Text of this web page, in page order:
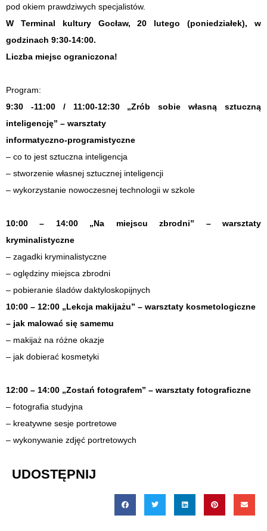
pod okiem prawdziwych specjalistów.
W Terminal kultury Gocław, 20 lutego (poniedziałek), w
godzinach 9:30-14:00.
Liczba miejsc ograniczona!
Program:
9:30 -11:00 / 11:00-12:30 „Zrób sobie własną sztuczną
inteligencję” – warsztaty
informatyczno-programistyczne
– co to jest sztuczna inteligencja
– stworzenie własnej sztucznej inteligencji
– wykorzystanie nowoczesnej technologii w szkole
10:00 – 14:00 „Na miejscu zbrodni” – warsztaty
kryminalistyczne
– zagadki kryminalistyczne
– oględziny miejsca zbrodni
– pobieranie śladów daktyloskopijnych
10:00 – 12:00 „Lekcja makijażu” – warsztaty kosmetologiczne
– jak malować się samemu
– makijaż na różne okazje
– jak dobierać kosmetyki
12:00 – 14:00 „Zostań fotografem” – warsztaty fotograficzne
– fotografia studyjna
– kreatywne sesje portretowe
– wykonywanie zdjęć portretowych
UDOSTĘPNIJ